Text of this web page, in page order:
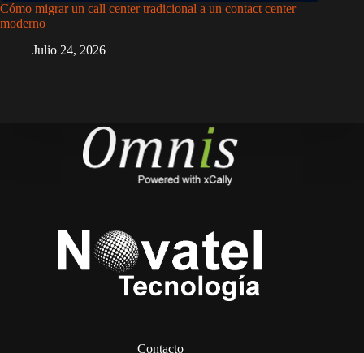
Cómo migrar un call center tradicional a un contact center
moderno
Julio 24, 2026
Contacto